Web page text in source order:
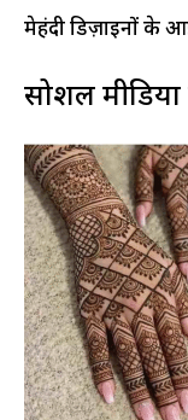
मेहंदी डिज़ाइनों के
सोशल मीडिया